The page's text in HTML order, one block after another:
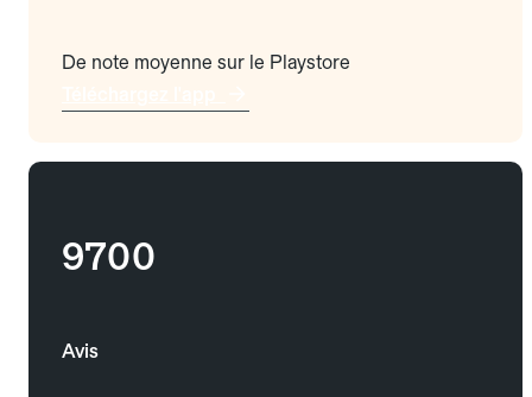
De note moyenne sur le Playstore
9700
Avis